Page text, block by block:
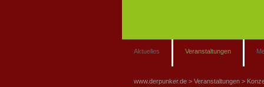
Aktuelles Veranstaltungen
www.derpunker.de Veranstaltungen